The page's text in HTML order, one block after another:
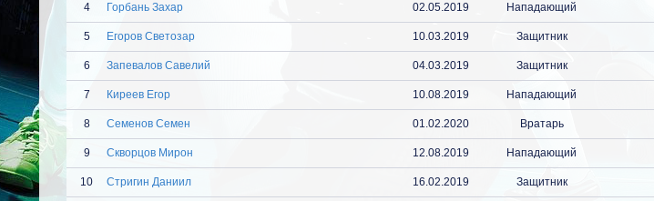
4 Горбань Захар 02.05.2019 Нападающий
5 Егоров Светозар 10.03.2019 Защитник
6 Запевалов Савелий 04.03.2019 Защитник
7 Киреев Егор 10.08.2019 Нападающий
8 Семенов Семен 01.02.2020 Вратарь
9 Скворцов Мирон 12.08.2019 Нападающий
10 Стригин Даниил 16.02.2019 Защитник